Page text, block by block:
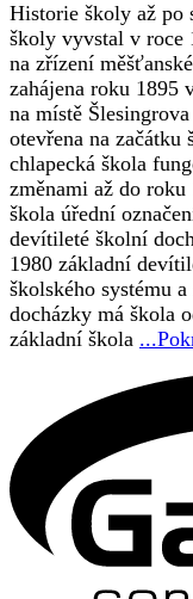
Historie školy až po
školy vyvstal v roce
na zřízení
zahájena roku 1895
na místě
otevřena na
chlapecká škola
změnami až do
škola úřední
devítileté školní
1980 základní
školského systému
docházky má škola
základní škola